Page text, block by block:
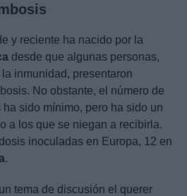
y reciente ha nacido por la
desde que algunas personas,
inmunidad, presentaron
No obstante, el número de
ha sido mínimo, pero ha sido un
a los que se niegan a recibirla.
inoculadas en Europa, 12 en
.
tema de discusión el querer